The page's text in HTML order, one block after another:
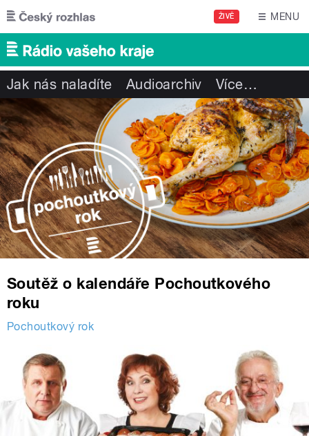
Přejít k hlavnímu obsahu
ŽIVĚ MENU
Jak nás naladíte Audioarchiv Více…
Soutěž o kalendáře Pochoutkového
roku
Pochoutkový rok